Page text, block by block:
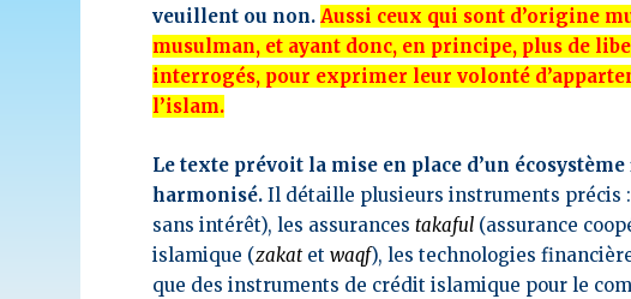
veuillent ou non. Aussi ceux qui sont d’origine
musulman, et ayant donc, en principe, plus de
interrogés, pour exprimer leur volonté
l’islam.
Le texte prévoit la mise en place d’un
harmonisé. Il détaille plusieurs instruments précis
sans intérêt), les assurancestakaful (assurance
islamique (zakatetwaqf), les technologies
que des instruments de crédit islamique pour le